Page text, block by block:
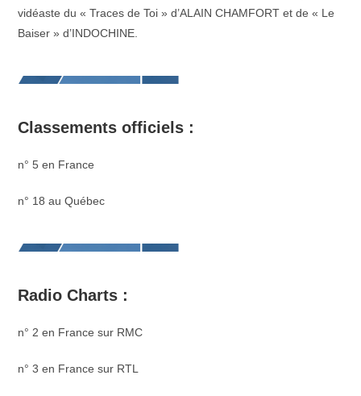
vidéaste du « Traces de Toi » d’ALAIN CHAMFORT et de « Le
Baiser » d’INDOCHINE.
Classements officiels :
n° 5 en France
n° 18 au Québec
Radio Charts :
n° 2 en France sur RMC
n° 3 en France sur RTL